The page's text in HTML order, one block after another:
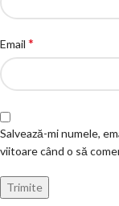
Email *
Salvează-mi numele,
viitoare când o să